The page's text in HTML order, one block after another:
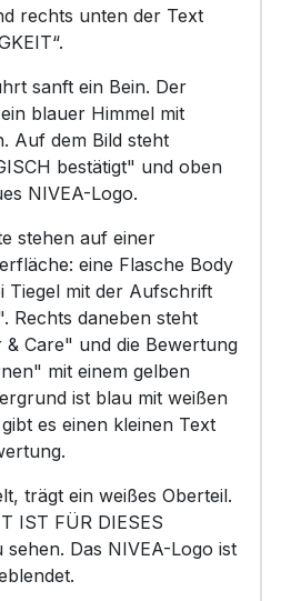
rechts unten der Text
sanft ein Bein. Der
blauer Himmel mit
Auf dem Bild steht
bestätigt" und oben
NIVEA-Logo.
stehen auf einer
eine Flasche Body
Tiegel mit der Aufschrift
Rechts daneben steht
Care" und die Bewertung
mit einem gelben
ist blau mit weißen
es einen kleinen Text
trägt ein weißes Oberteil.
IST FÜR DIESES
sehen. Das NIVEA-Logo ist